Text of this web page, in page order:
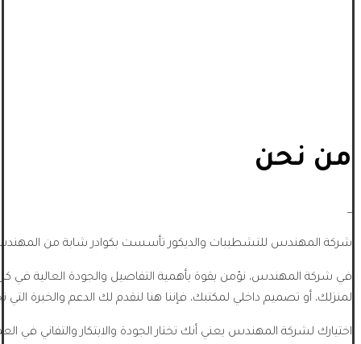
من نحن
_
شركة المهندس للتشطيبات والديكور تأسست بكوادر شابة من
في شركة المهندس، نؤمن بقوة بأهمية التفاصيل والجودة العالية
لمنزلك، أو تصميم داخلي لمكتبك، فإننا هنا لنقدم لك الدعم والخبرة التي
اختيارك لشركة المهندس يعني أنك تختار الجودة والابتكار والتفاني في